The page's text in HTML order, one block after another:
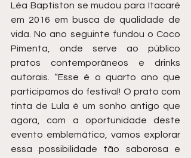
Léa Baptiston se mudou para Itacaré
em 2016 em busca de qualidade de
vida. No ano seguinte fundou o Coco
Pimenta, onde serve ao público
pratos contemporâneos e drinks
autorais. “Esse é o quarto ano que
participamos do festival! O prato com
tinta de Lula é um sonho antigo que
agora, com a oportunidade deste
evento emblemático, vamos explorar
essa possibilidade tão saborosa e